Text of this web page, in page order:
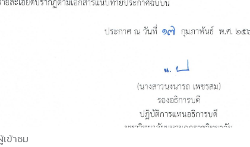
ข้าชม